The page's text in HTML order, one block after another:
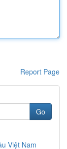
Report Page
Go
Việt Nam